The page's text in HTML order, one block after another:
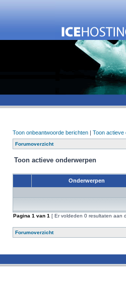
Toon onbeantwoorde berichten | Toon actieve
Forumoverzicht
Toon actieve onderwerpen
Onderwerpen
Pagina 1 van 1 [ Er voldeden 0 resultaten aan
Forumoverzicht